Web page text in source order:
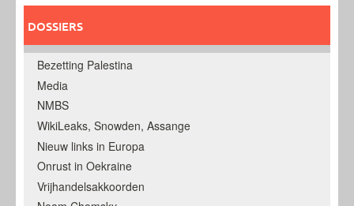
DOSSIERS
Bezetting Palestina
Media
NMBS
WikiLeaks, Snowden, Assange
Nieuw links in Europa
Onrust in Oekraine
Vrijhandelsakkoorden